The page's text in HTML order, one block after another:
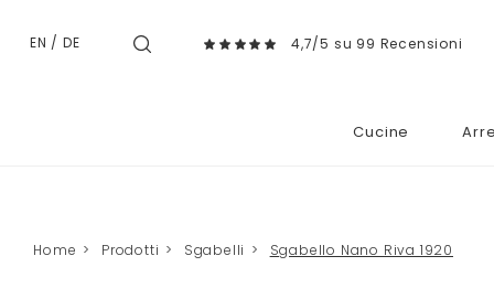
EN / DE 4,7/5 su 99 Recensioni
Cucine
Home > Prodotti > Sgabelli > Sgabello Nano Riva 1920